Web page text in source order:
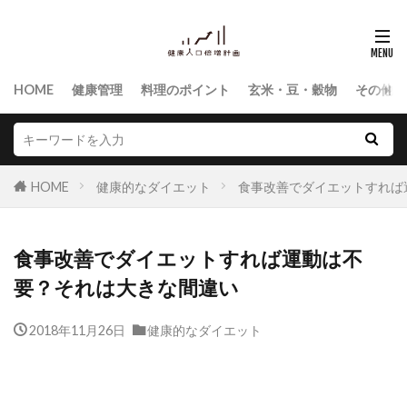
HOME 健康管理 料理のポイント 玄米・豆・穀物 その他
HOME 健康的なダイエット 食事改善でダイエットすれ
食事改善でダイエットすれば運動は不
要？それは大きな間違い
2018年11月26日 健康的なダイエット